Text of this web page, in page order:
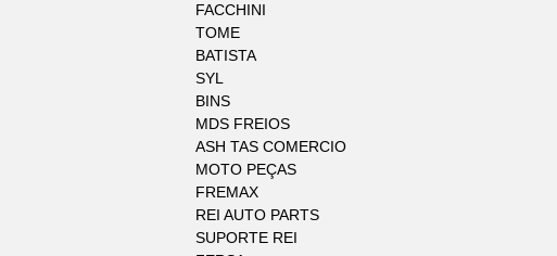
FACCHINI
TOME
BATISTA
SYL
BINS
MDS FREIOS
ASH TAS COMERCIO
MOTO PEÇAS
FREMAX
REI AUTO PARTS
SUPORTE REI